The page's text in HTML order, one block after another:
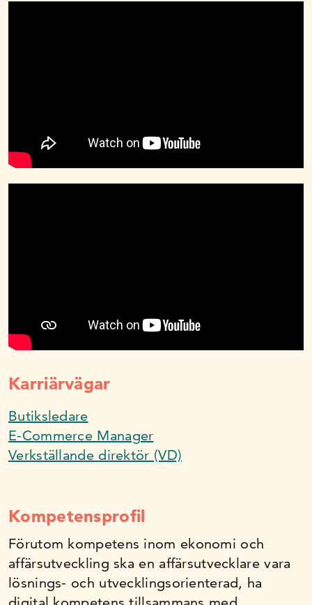
Dataanalytiker
Företags­säljare
HR-specialist
Kommunikatör
Lager­arbetare
Logistiker
Marknads­assistent
Marknadsförare
Onlinemarknadsförare
Karriärvägar
Butiks­ledare
E-Commerce Manager
Verkställande direktör (VD)
Kompetensprofil
Förutom kompetens inom ekonomi och
affärsutveckling ska en affärsutvecklare vara
lösnings- och utvecklingsorienterad, ha